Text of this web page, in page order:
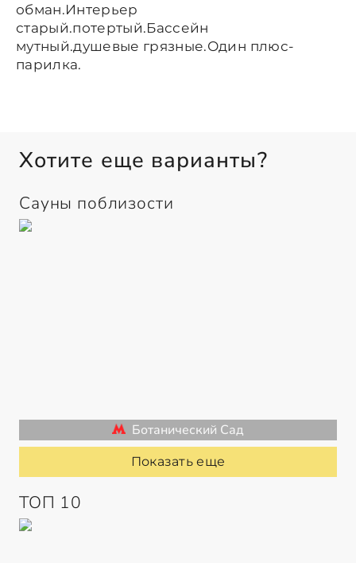
обман.Интерьер
старый.потертый.Бассейн
мутный.душевые грязные.Один плюс-
парилка.
Хотите еще варианты?
Сауны поблизости
Ботанический Сад
Показать еще
ТОП 10